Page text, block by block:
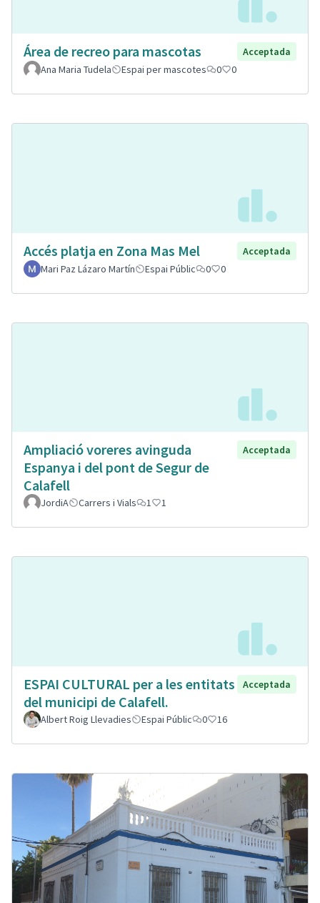
Área de recreo para mascotas
Acceptada
Ana Maria Tudela
Espai per mascotes 0 0
Accés platja en Zona Mas Mel
Acceptada
Mari Paz Lázaro Martín
Espai Públic 0 0
Ampliació voreres avinguda
Espanya i del pont de Segur de
Calafell
Acceptada
JordiA Carrers i Vials 1 1
ESPAI CULTURAL per a les entitats
del municipi de Calafell.
Acceptada
Albert Roig Llevadies Espai Públic 0 16